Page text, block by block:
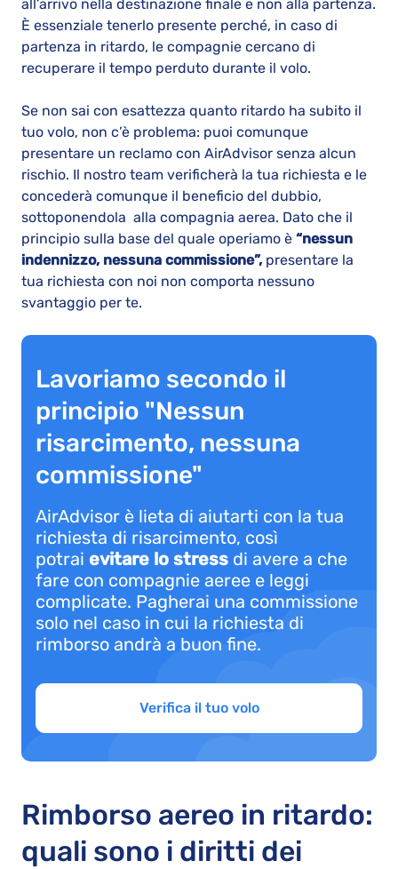
all’arrivo nella destinazione finale e non alla partenza.
È essenziale tenerlo presente perché, in caso di
partenza in ritardo, le compagnie cercano di
recuperare il tempo perduto durante il volo.
Se non sai con esattezza quanto ritardo ha subito il
tuo volo, non c’è problema: puoi comunque
presentare un reclamo con AirAdvisor senza alcun
rischio. Il nostro team verificherà la tua richiesta e le
concederà comunque il beneficio del dubbio,
sottoponendola alla compagnia aerea. Dato che il
principio sulla base del quale operiamo è “nessun
indennizzo, nessuna commissione”, presentare la
tua richiesta con noi non comporta nessuno
svantaggio per te.
Lavoriamo secondo il
principio "Nessun
risarcimento, nessuna
commissione"
AirAdvisor è lieta di aiutarti con la tua
richiesta di risarcimento, così
potrai evitare lo stress di avere a che
fare con compagnie aeree e leggi
complicate. Pagherai una commissione
solo nel caso in cui la richiesta di
rimborso andrà a buon fine.
Verifica il tuo volo
Rimborso aereo in ritardo:
quali sono i diritti dei